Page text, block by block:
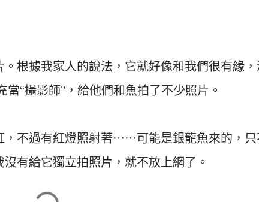
根據我家人的說法，它就好像和我們很有緣
“攝影師”，給他們和魚拍了不少照片。
不過有紅燈照射著⋯⋯可能是銀龍魚來的，只
有給它獨立拍照片，就不放上網了。